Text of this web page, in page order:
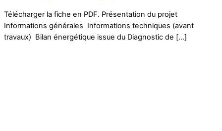
Télécharger la fiche en PDF. Présentation du projet
Informations générales Informations techniques (avant
travaux) Bilan énergétique issue du Diagnostic de […]